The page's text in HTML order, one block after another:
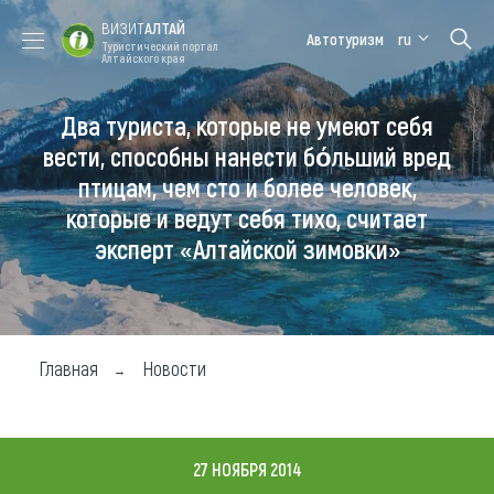
Форум VISIT
ALTAI
Цветение
маральника
Медицинский
форум
Алтайская
зимовка
Туры
Где побывать
Чем заняться
Где остановиться
Карта
ВИЗИТАЛТАЙ
Туристический портал
Алтайского края
Автотуризм ru
Два туриста, которые не умеют себя
вести, способны нанести бόльший вред
птицам, чем сто и более человек,
которые и ведут себя тихо, считает
эксперт «Алтайской зимовки»
Главная Новости
27 НОЯБРЯ 2014